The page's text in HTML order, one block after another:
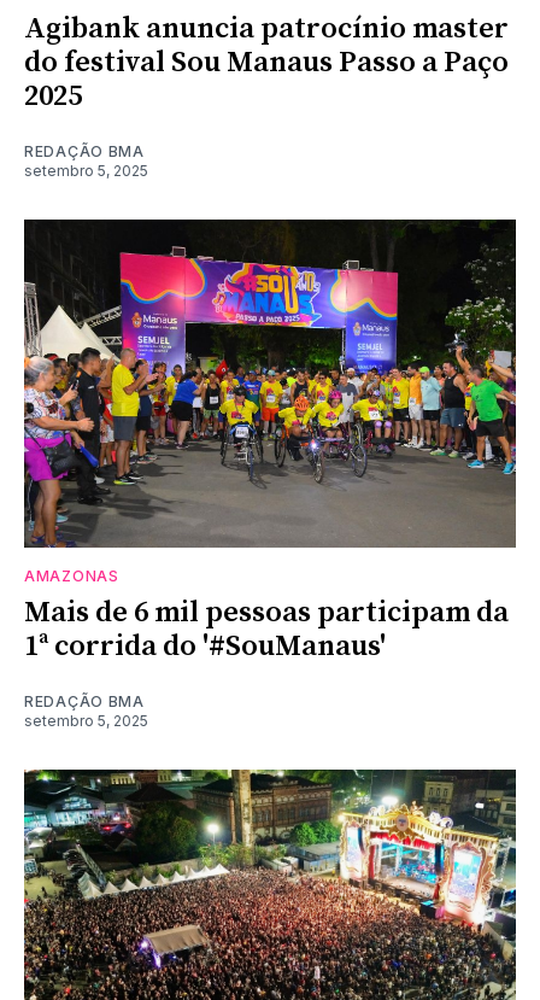
Agibank anuncia patrocínio master
do festival Sou Manaus Passo a Paço
2025
REDAÇÃO BMA
setembro 5, 2025
AMAZONAS
Mais de 6 mil pessoas participam da
1ª corrida do '#SouManaus'
REDAÇÃO BMA
setembro 5, 2025